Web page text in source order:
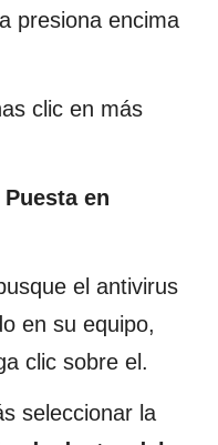
presiona encima
clic en más
en
el antivirus
en su equipo,
clic sobre el.
seleccionar la